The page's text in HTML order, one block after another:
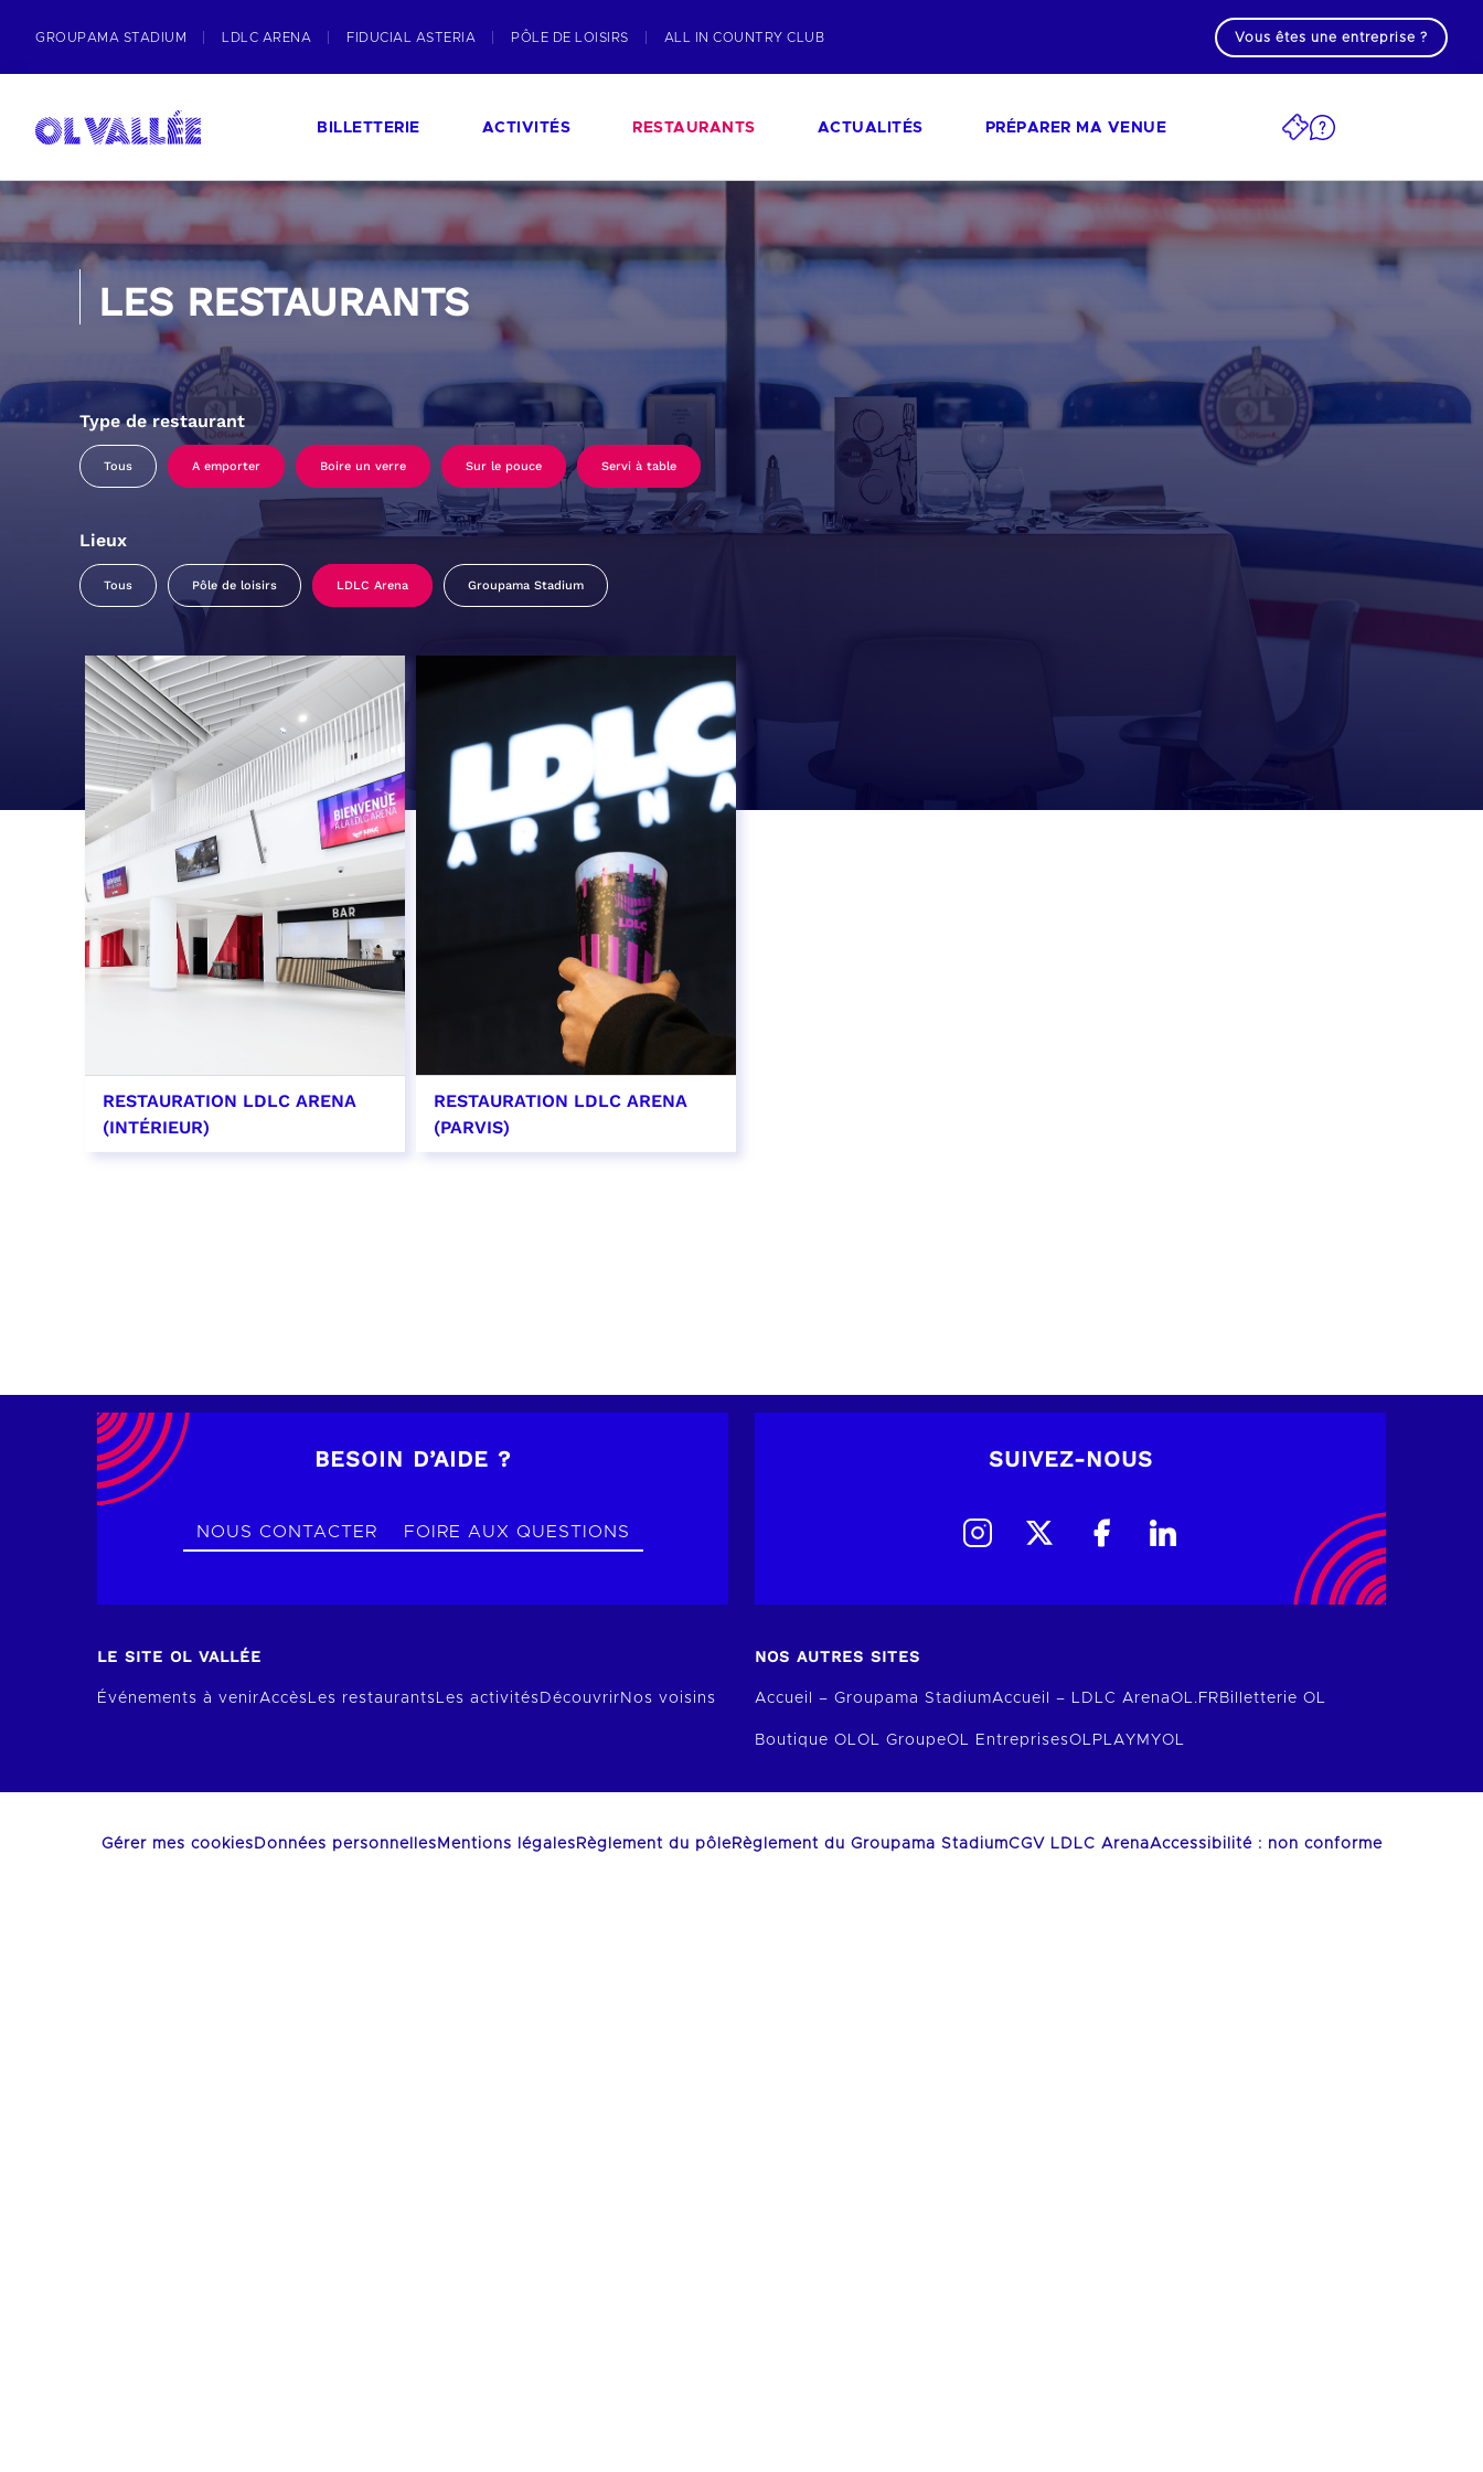
GROUPAMA STADIUM LDLC ARENA FIDUCIAL ASTERIA PÔLE DE LOISIRS ALL IN COUNTRY CLUB Vous êtes une entreprise ?
BILLETTERIE ACTIVITÉS RESTAURANTS ACTUALITÉS PRÉPARER MA VENUE
LES RESTAURANTS
Type de restaurant
Tous A emporter Boire un verre Sur le pouce Servi à table
Lieux
Tous Pôle de loisirs LDLC Arena Groupama Stadium
RESTAURATION LDLC ARENA
(INTÉRIEUR)
RESTAURATION LDLC ARENA
(PARVIS)
BESOIN D’AIDE ?
NOUS CONTACTER FOIRE AUX QUESTIONS
SUIVEZ-NOUS
LE SITE OL VALLÉE
Événements à venirAccèsLes restaurantsLes activités Découvrir Nos voisins
NOS AUTRES SITES
Accueil – Groupama StadiumAccueil – LDLC ArenaOL.FR Billetterie OL
Boutique OLOL GroupeOL EntreprisesOLPLAY MYOL
Gérer mes cookies Données personnelles Mentions légales Règlement du pôleRèglement du Groupama StadiumCGV LDLC ArenaAccessibilité : non conforme